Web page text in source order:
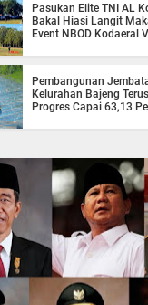
Pasukan Elite TNI AL
Bakal Hiasi Langit
Event NBOD Kodaeral
Pembangunan
Kelurahan Bajeng
Progres Capai 63,13